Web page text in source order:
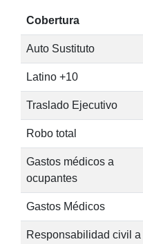
Cobertura
Auto Sustituto
Latino +10
Traslado Ejecutivo
Robo total
Gastos médicos a
ocupantes
Gastos Médicos
Responsabilidad civil a